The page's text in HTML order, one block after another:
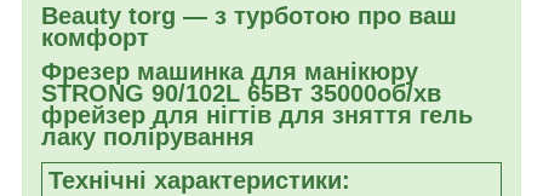
Beauty torg — з турботою про ваш
комфорт
Фрезер машинка для манікюру
STRONG 90/102L 65Вт 35000об/хв
фрейзер для нігтів для зняття гель
лаку полірування
Технічні характеристики: